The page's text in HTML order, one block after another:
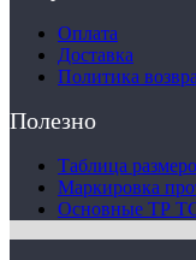
Основные
Контакты
Оплата
Доставка
Политика
Полезно
Таблица
Маркировка
Основные ТР